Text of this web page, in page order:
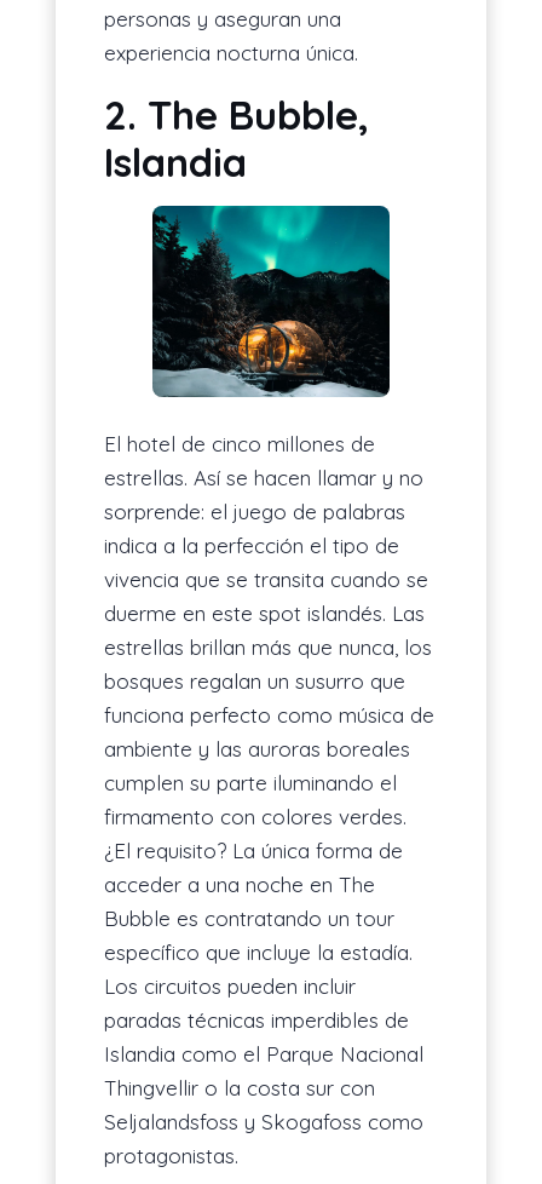
personas y aseguran una
experiencia nocturna única.
2. The Bubble,
Islandia
El hotel de cinco millones de
estrellas. Así se hacen llamar y no
sorprende: el juego de palabras
indica a la perfección el tipo de
vivencia que se transita cuando se
duerme en este spot islandés. Las
estrellas brillan más que nunca, los
bosques regalan un susurro que
funciona perfecto como música de
ambiente y las auroras boreales
cumplen su parte iluminando el
firmamento con colores verdes.
¿El requisito? La única forma de
acceder a una noche en The
Bubble es contratando un tour
específico que incluye la estadía.
Los circuitos pueden incluir
paradas técnicas imperdibles de
Islandia como el Parque Nacional
Thingvellir o la costa sur con
Seljalandsfoss y Skogafoss como
protagonistas.